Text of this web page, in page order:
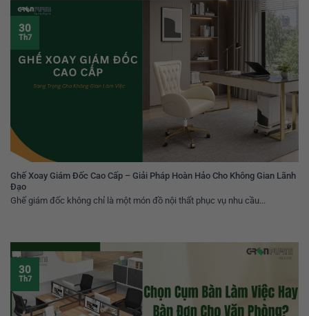
Ghế Xoay Giám Đốc Cao Cấp – Giải Pháp Hoàn Hảo Cho Không Gian Lãnh
Đạo
Ghế giám đốc không chỉ là một món đồ nội thất phục vụ nhu cầu...
30
Th7
30
Th7